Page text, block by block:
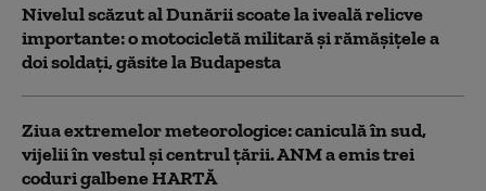
Nivelul scăzut al Dunării scoate la iveală relicve
importante: o motocicletă militară și rămășițele a
doi soldați, găsite la Budapesta
Ziua extremelor meteorologice: caniculă în sud,
vijelii în vestul și centrul țării. ANM a emis trei
coduri galbene HARTĂ